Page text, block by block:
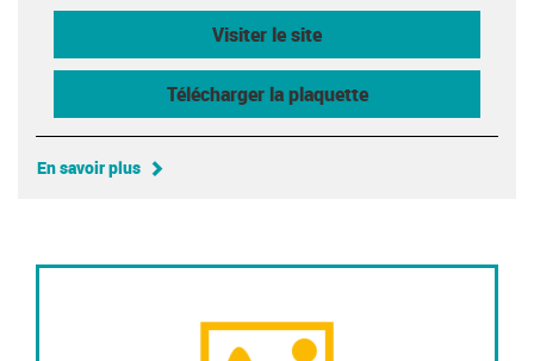
Visiter le site
Télécharger la plaquette
En savoir plus